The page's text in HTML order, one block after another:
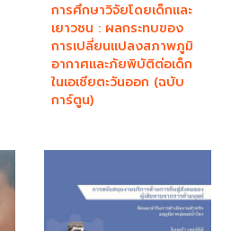
การศึกษาวิจัยโดยเด็กและ
เยาวชน : ผลกระทบของ
การเปลี่ยนแปลงสภาพภูมิ
อากาศและภัยพิบัติต่อเด็ก
ในเอเชียตะวันออก (ฉบับ
การ์ตูน)